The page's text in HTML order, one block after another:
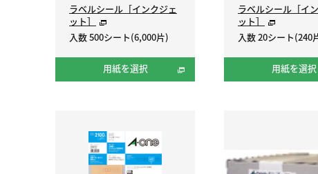
ラベルシール［インクジェ
ット］
入数 500シート(6,000片)
用紙を選択
ラベルシール［イ
ット］
入数 20シート(240
用紙を選択